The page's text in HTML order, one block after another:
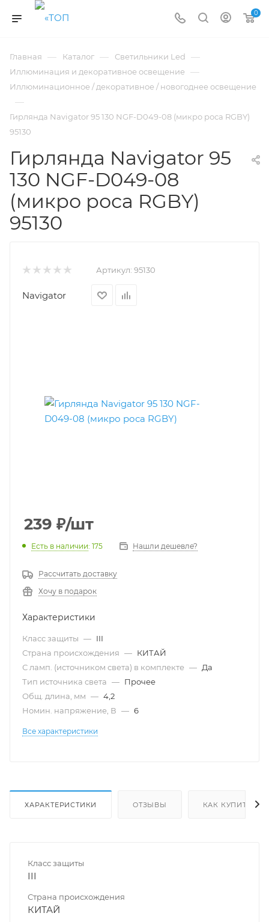
0
Главная — Каталог — Светильники Led —
Иллюминация и декоративное освещение —
Иллюминационное / декоративное / новогоднее освещение
—
Гирлянда Navigator 95 130 NGF-D049-08 (микро роса RGBY)
95130
Гирлянда Navigator 95
130 NGF-D049-08
(микро роса RGBY)
95130
Артикул: 95130
Navigator
239 ₽/шт
Есть в наличии: 175 Нашли дешевле?
Рассчитать доставку
Хочу в подарок
Характеристики
Класс защиты — III
Страна происхождения — КИТАЙ
С ламп. (источником света) в комплекте — Да
Тип источника света — Прочее
Общ. длина, мм — 4,2
Номин. напряжение, В — 6
Все характеристики
ХАРАКТЕРИСТИКИ ОТЗЫВЫ КАК КУПИТЬ
Класс защиты
III
Страна происхождения
КИТАЙ